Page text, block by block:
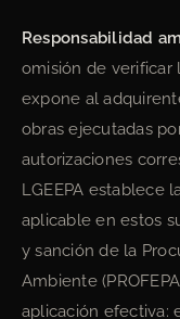
Responsabilidad
omisión de verificar
expone al
obras ejecutadas
autorizaciones
LGEEPA establece
aplicable en estos
y sanción de la
Ambiente
aplicación efectiva: